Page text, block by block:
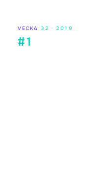
VECKA 32 · 2019
#1